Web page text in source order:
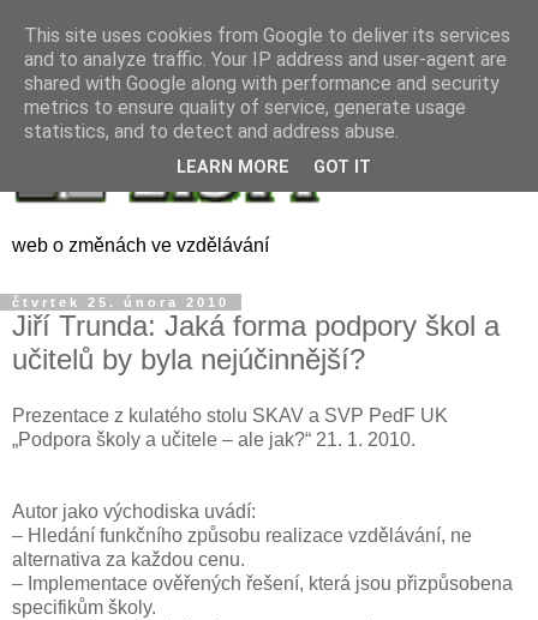
web o změnách ve vzdělávání
čtvrtek 25. února 2010
Jiří Trunda: Jaká forma podpory škol a
učitelů by byla nejúčinnější?
Prezentace z kulatého stolu SKAV a SVP PedF UK
„Podpora školy a učitele – ale jak?“ 21. 1. 2010.
Autor jako východiska uvádí:
– Hledání funkčního způsobu realizace vzdělávání, ne
alternativa za každou cenu.
– Implementace ověřených řešení, která jsou přizpůsobena
specifikům školy.
This site uses cookies from Google to deliver its services
and to analyze traffic. Your IP address and user-agent are
shared with Google along with performance and security
metrics to ensure quality of service, generate usage
statistics, and to detect and address abuse.
LEARN MORE GOT IT